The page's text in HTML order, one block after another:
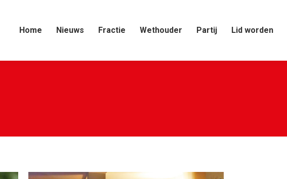
Home Nieuws Fractie Wethouder Partij Lid worden